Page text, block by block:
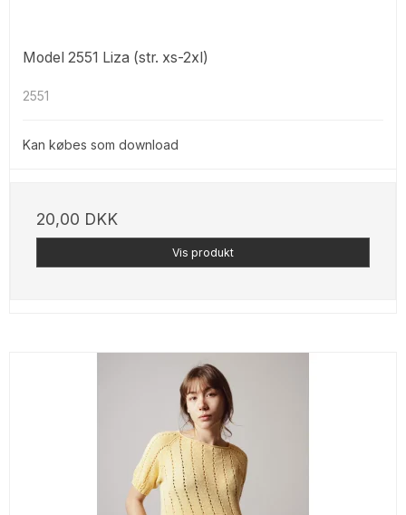
Model 2551 Liza (str. xs-2xl)
2551
Kan købes som download
20,00 DKK
Vis produkt